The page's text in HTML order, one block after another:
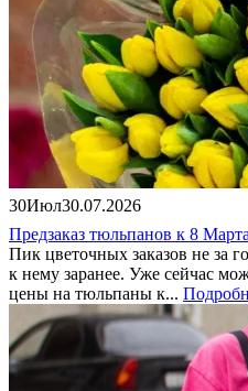
30Июл30.07.2026
Предзаказ тюльпанов к 8
Пик цветочных заказов не за
к нему заранее. Уже сейчас
цены на тюльпаны к...